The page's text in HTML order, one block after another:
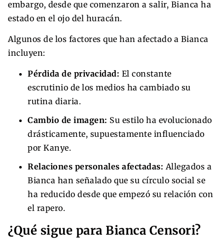
embargo, desde que comenzaron a salir, Bianca ha
estado en el ojo del huracán.
Algunos de los factores que han afectado a Bianca
incluyen:
Pérdida de privacidad: El constante
escrutinio de los medios ha cambiado su
rutina diaria.
Cambio de imagen: Su estilo ha evolucionado
drásticamente, supuestamente influenciado
por Kanye.
Relaciones personales afectadas: Allegados a
Bianca han señalado que su círculo social se
ha reducido desde que empezó su relación con
el rapero.
¿Qué sigue para Bianca Censori?